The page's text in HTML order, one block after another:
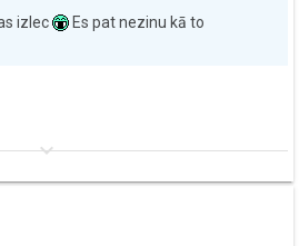
izlec
Es pat nezinu kā to
keyboard_arrow_down